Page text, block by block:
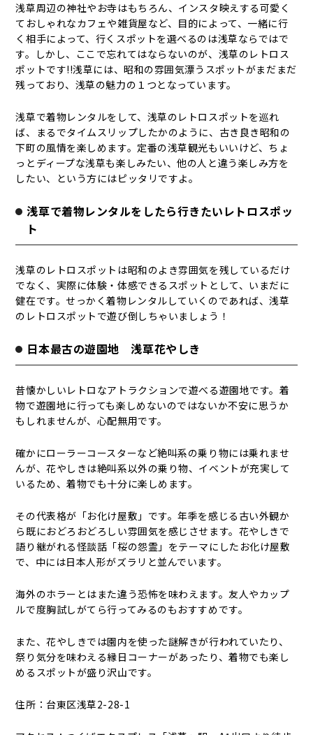
浅草周辺の神社やお寺はもちろん、インスタ映えする可愛く
ておしゃれなカフェや雑貨屋など、目的によって、一緒に行
く相手によって、行くスポットを選べるのは浅草ならではで
す。しかし、ここで忘れてはならないのが、浅草のレトロス
ポットです!!浅草には、昭和の雰囲気漂うスポットがまだまだ
残っており、浅草の魅力の１つとなっています。
浅草で着物レンタルをして、浅草のレトロスポットを巡れ
ば、まるでタイムスリップしたかのように、古き良き昭和の
下町の風情を楽しめます。定番の浅草観光もいいけど、ちょ
っとディープな浅草も楽しみたい、他の人と違う楽しみ方を
したい、という方にはピッタリですよ。
浅草で着物レンタルをしたら行きたいレトロスポッ
ト
浅草のレトロスポットは昭和のよき雰囲気を残しているだけ
でなく、実際に体験・体感できるスポットとして、いまだに
健在です。せっかく着物レンタルしていくのであれば、浅草
のレトロスポットで遊び倒しちゃいましょう！
日本最古の遊園地 浅草花やしき
昔懐かしいレトロなアトラクションで遊べる遊園地です。着
物で遊園地に行っても楽しめないのではないか不安に思うか
もしれませんが、心配無用です。
確かにローラーコースターなど絶叫系の乗り物には乗れませ
んが、花やしきは絶叫系以外の乗り物、イベントが充実して
いるため、着物でも十分に楽しめます。
その代表格が「お化け屋敷」です。年季を感じる古い外観か
ら既におどろおどろしい雰囲気を感じさせます。花やしきで
語り継がれる怪談話「桜の怨霊」をテーマにしたお化け屋敷
で、中には日本人形がズラリと並んでいます。
海外のホラーとはまた違う恐怖を味わえます。友人やカップ
ルで度胸試しがてら行ってみるのもおすすめです。
また、花やしきでは園内を使った謎解きが行われていたり、
祭り気分を味わえる縁日コーナーがあったり、着物でも楽し
めるスポットが盛り沢山です。
住所：台東区浅草2-28-1